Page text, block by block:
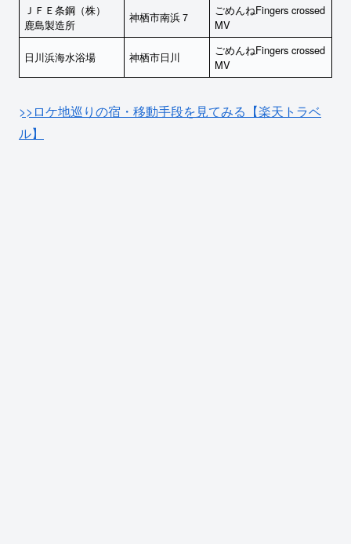
ＪＦＥ条鋼（株）
鹿島製造所
神栖市南浜７
ごめんねFingers crossed
MV
日川浜海水浴場 神栖市日川
ごめんねFingers crossed
MV
>>ロケ地巡りの宿・移動手段を見てみる【楽天トラベ
ル】